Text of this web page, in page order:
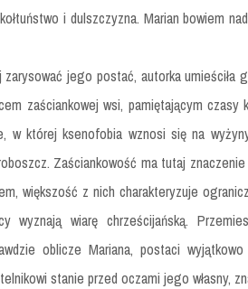
i dulszczyzna. Marian bowiem
zarysować jego postać, autorka
zaściankowej wsi, pamiętającym
w której ksenofobia wznosi się na
Zaściankowość ma tutaj
większość z nich charakteryzuje
wyznają wiarę chrześcijańską.
oblicze Mariana, postaci
stanie przed oczami jego własny,